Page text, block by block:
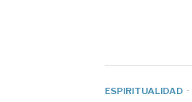
ESPIRITUALIDAD ·